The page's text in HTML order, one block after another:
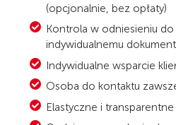
(opcjonalnie, bez opłaty)
Kontrola w odniesieniu
indywidualnemu
Indywidualne wsparcie
Osoba do kontaktu
Elastyczne i